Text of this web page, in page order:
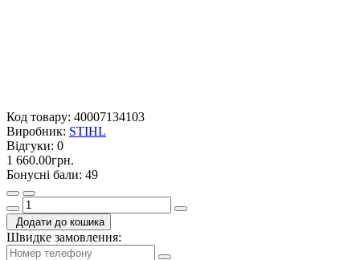
Код товару: 40007134103
Виробник: STIHL
Відгуки: 0
1 660.00грн.
Бонусні бали: 49
Додати до кошика
Швидке замовлення: